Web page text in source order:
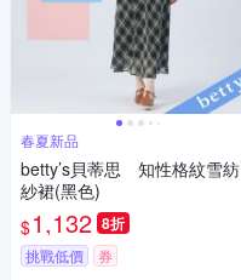
春夏新品
betty’s貝蒂思 知性格紋雪紡
紗裙(黑色)
$1,132 8折
挑戰低價 券